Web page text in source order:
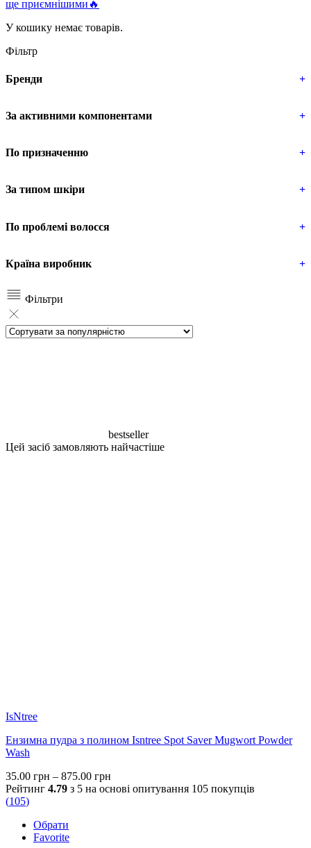
ще приємнішими🔥
У кошику немає товарів.
Фільтр
Бренди +
За активними компонентами +
По призначенню +
За типом шкіри +
По проблемі волосся +
Країна виробник +
Фільтри
bestseller
Цей засіб замовляють найчастіше
IsNtree
Ензимна пудра з полином Isntree Spot Saver Mugwort Powder
Wash
35.00 грн – 875.00 грн
range:
Рейтинг 4.79 з 5 на основі опитування 105 покупців
(105)
Обрати
Favorite